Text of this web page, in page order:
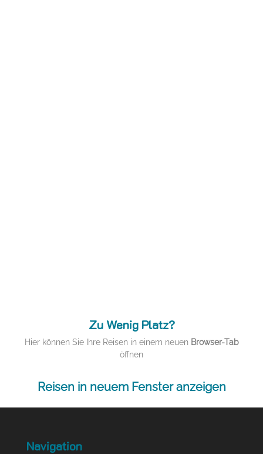
Zu Wenig Platz?
Hier können Sie Ihre Reisen in einem neuen Browser-Tab
öffnen
Reisen in neuem Fenster anzeigen
Navigation